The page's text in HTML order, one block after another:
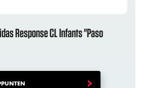
Response CL Infants "Paso